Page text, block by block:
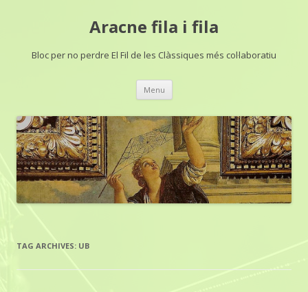
Aracne fila i fila
Bloc per no perdre El Fil de les Clàssiques més col·laboratiu
Menu Skip
TAG ARCHIVES: UB